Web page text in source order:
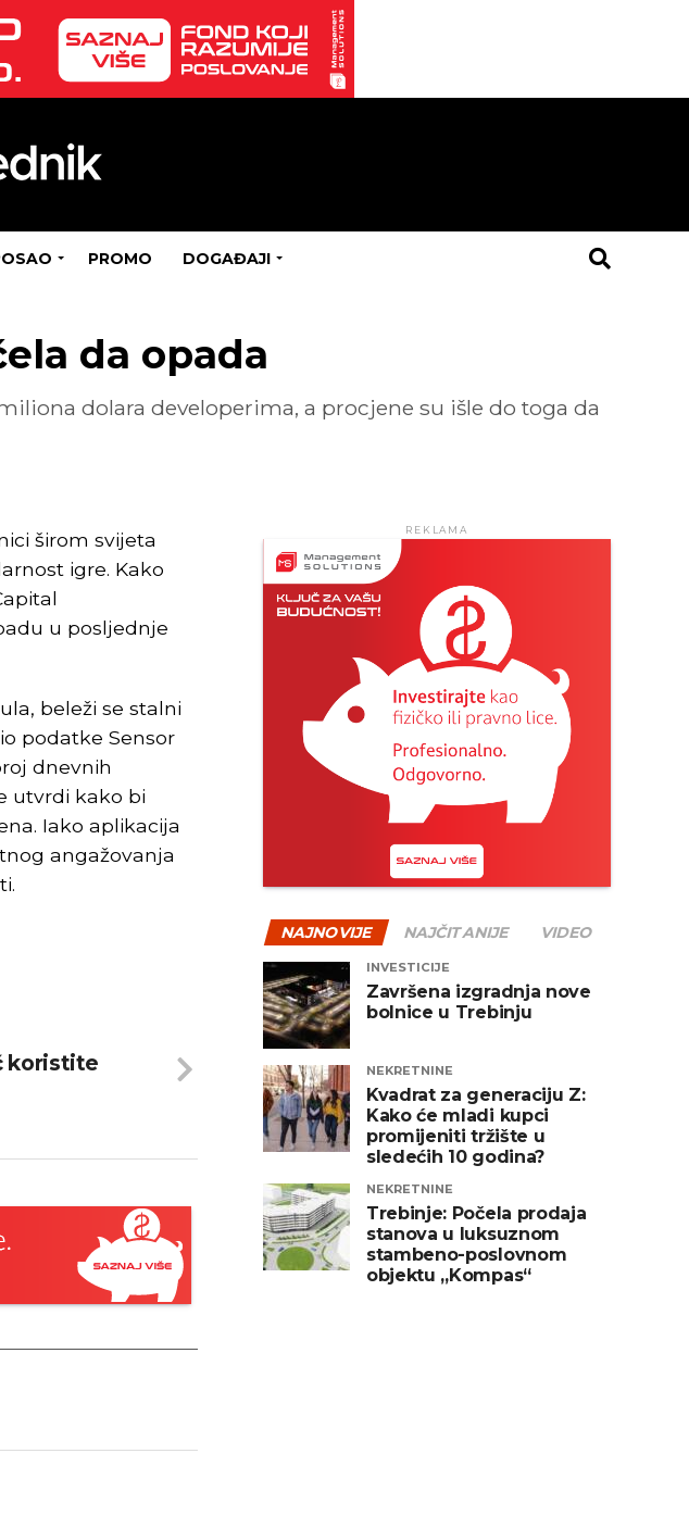
PROMO DOGAĐAJI
da opada
dolara developerima, a procjene su išle do toga da
širom svijeta
igre. Kako
u posljednje
beleži se stalni
podatke Sensor
dnevnih
utvrdi kako bi
Iako aplikacija
angažovanja
koristite
REKLAMA
NAJNOVIJE NAJČITANIJE VIDEO
INVESTICIJE
Završena izgradnja nove
bolnice u Trebinju
NEKRETNINE
Kvadrat za generaciju Z:
Kako će mladi kupci
promijeniti tržište u
sledećih 10 godina?
NEKRETNINE
Trebinje: Počela prodaja
stanova u luksuznom
stambeno-poslovnom
objektu „Kompas“